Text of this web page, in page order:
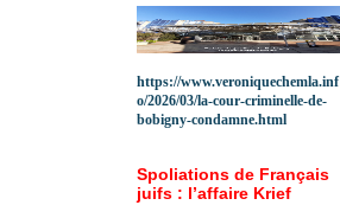
https://www.veroniquechemla.inf
o/2026/03/la-cour-criminelle-de-
bobigny-condamne.html
Spoliations de Français
juifs : l’affaire Krief